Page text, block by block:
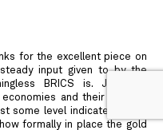
for the excellent piece on
input given to by the
BRICS is. Just the
and their obvious
some level indicates that it
formally in place the gold